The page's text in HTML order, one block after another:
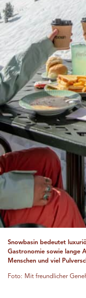
Snowbasin bedeutet
Gastronomie sowie lange
Menschen und viel
Foto: Mit freundlicher